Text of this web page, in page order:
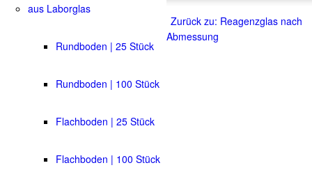
aus Laborglas
Rundboden | 25 Stück
Rundboden | 100 Stück
Flachboden | 25 Stück
Flachboden | 100 Stück
Zurück zu: Reagenzglas nach
Abmessung